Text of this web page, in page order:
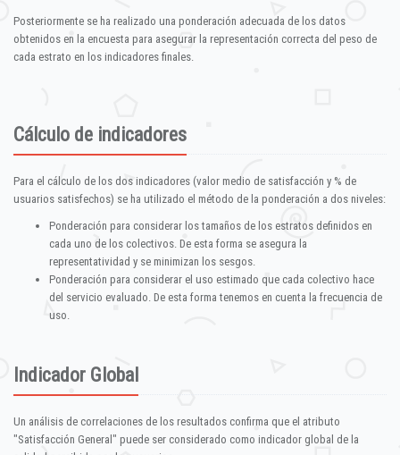
Posteriormente se ha realizado una ponderación adecuada de los datos
obtenidos en la encuesta para asegurar la representación correcta del peso de
cada estrato en los indicadores finales.
Cálculo de indicadores
Para el cálculo de los dos indicadores (valor medio de satisfacción y % de
usuarios satisfechos) se ha utilizado el método de la ponderación a dos niveles:
Ponderación para considerar los tamaños de los estratos definidos en
cada uno de los colectivos. De esta forma se asegura la
representatividad y se minimizan los sesgos.
Ponderación para considerar el uso estimado que cada colectivo hace
del servicio evaluado. De esta forma tenemos en cuenta la frecuencia de
uso.
Indicador Global
Un análisis de correlaciones de los resultados confirma que el atributo
"Satisfacción General" puede ser considerado como indicador global de la